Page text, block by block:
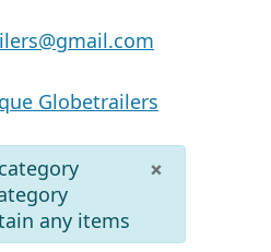
Globetrailers
×
any items